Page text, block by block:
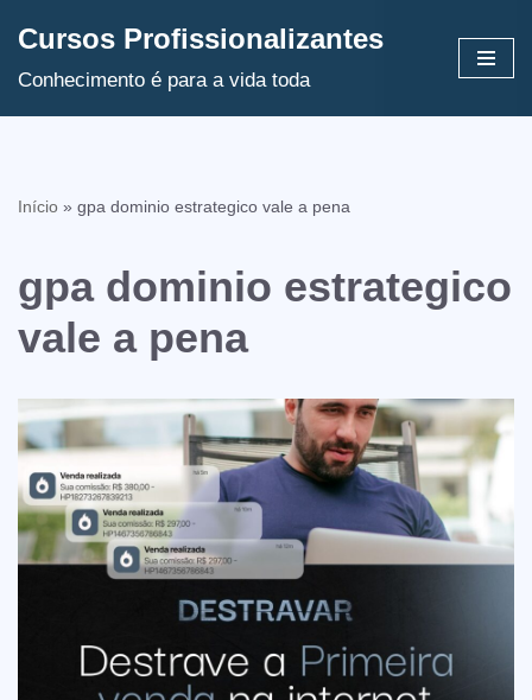
Avançar
Cursos Profissionalizantes
Conhecimento é para a vida toda
Início » gpa dominio estrategico vale a pena
gpa dominio estrategico
vale a pena